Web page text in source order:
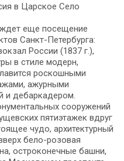
в Царское Село
еще посещение
Санкт-Петербурга:
России (1837 г.),
в стиле модерн,
роскошными
ажурными
и дебаркадером.
сооружений
пятиэтажек вдруг
чудо, архитектурный
бело-розовая
остроконечные башни,